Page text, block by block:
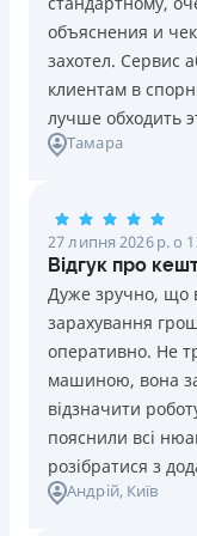
Ліцензія НБУ №10
Вся інформація про
Знижена
клієнтів на
стандартна
Запитуються
банківської
Оформляються
кредитною
Переказуються
після
кредиту
Даруються
майбутні
Програма
Цілодобова
Недоліки
Нема кредиту
объяснения и
захотел. Сервис
клиентам в
лучше обходить
Тамара
27 липня 2026 р. о
Відгук про
Дуже зручно, що
зарахування
оперативно. Не
машиною, вона
відзначити
пояснили всі
розібратися з
Андрій, Київ